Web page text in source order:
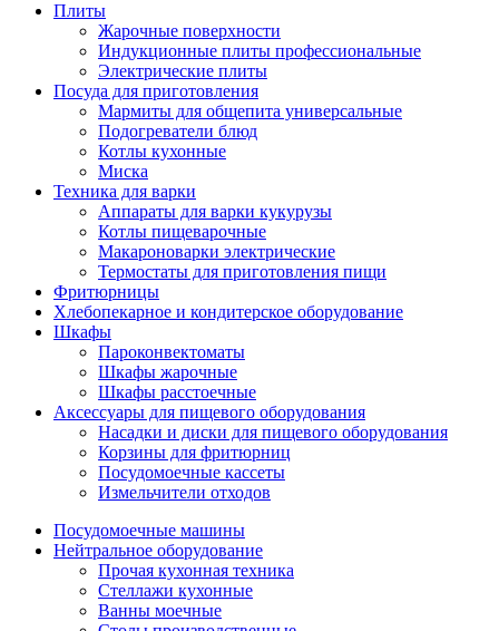
Плиты
Жарочные поверхности
Индукционные плиты профессиональные
Электрические плиты
Посуда для приготовления
Мармиты для общепита универсальные
Подогреватели блюд
Котлы кухонные
Миска
Техника для варки
Аппараты для варки кукурузы
Котлы пищеварочные
Макароноварки электрические
Термостаты для приготовления пищи
Фритюрницы
Хлебопекарное и кондитерское оборудование
Шкафы
Пароконвектоматы
Шкафы жарочные
Шкафы расстоечные
Аксессуары для пищевого оборудования
Насадки и диски для пищевого оборудования
Корзины для фритюрниц
Посудомоечные кассеты
Измельчители отходов
Посудомоечные машины
Нейтральное оборудование
Прочая кухонная техника
Стеллажи кухонные
Ванны моечные